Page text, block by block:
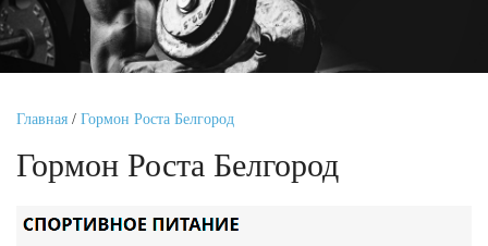
Главная / Гормон Роста Белгород
Гормон Роста Белгород